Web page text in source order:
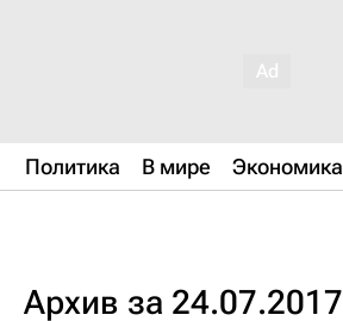
Политика В мире Экономика
Архив за 24.07.2017